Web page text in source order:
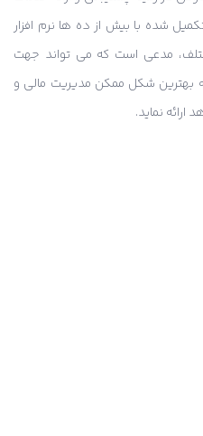
شده با بیش از ده ها نرم افزار
مدعی است که می تواند جهت
بهترین شکل ممکن مدیریت مالی و
ارائه نماید.